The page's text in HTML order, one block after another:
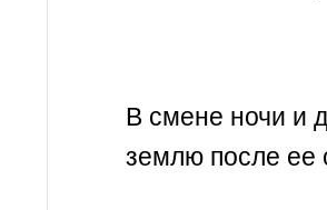
В смене ночи и
землю после ее